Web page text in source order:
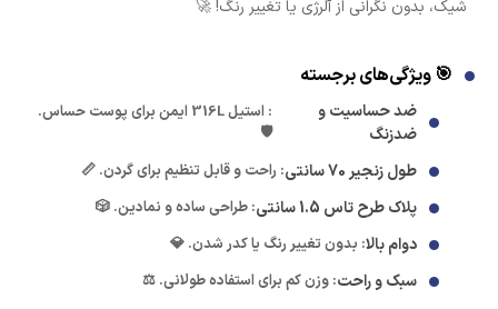
شیک، بدون نگرانی از آلرژی یا تغییر رنگ! 🚀
🎯 ویژگی‌های برجسته
ضد حساسیت و
ضدزنگ
: استیل 316L ایمن برای پوست حساس.
🛡️
طول زنجیر 70 سانتی : راحت و قابل تنظیم برای گردن. 📏
پلاک طرح تاس 1.5 سانتی : طراحی ساده و نمادین. 🎲
دوام بالا: بدون تغییر رنگ یا کدر شدن. 💎
سبک و راحت: وزن کم برای استفاده طولانی. ⚖️